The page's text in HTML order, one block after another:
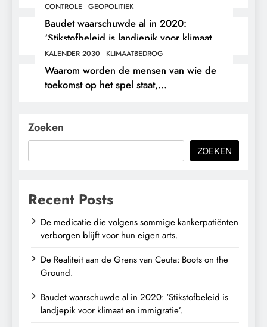
CONTROLE GEOPOLITIEK
Baudet waarschuwde al in 2020:
‘Stikstofbeleid is landjepik voor klimaat
en immigratie’.
KALENDER 2030 KLIMAATBEDROG
Waarom worden de mensen van wie de
toekomst op het spel staat,
Zoeken
ZOEKEN
Recent Posts
De medicatie die volgens sommige kankerpatiënten
verborgen blijft voor hun eigen arts.
De Realiteit aan de Grens van Ceuta: Boots on the
Ground.
Baudet waarschuwde al in 2020: ‘Stikstofbeleid is
landjepik voor klimaat en immigratie’.